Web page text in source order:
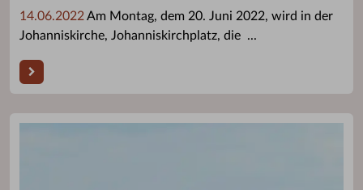
14.06.2022Am Montag, dem 20. Juni 2022, wird in der
Johanniskirche, Johanniskirchplatz, die ...